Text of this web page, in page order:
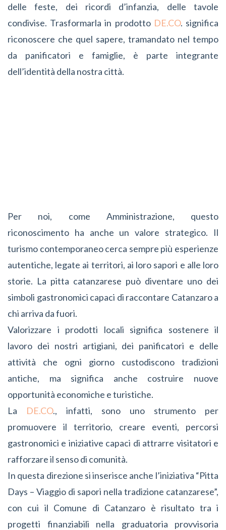
delle feste, dei ricordi d’infanzia, delle tavole
condivise. Trasformarla in prodottoDE.CO. significa
riconoscere che quel sapere, tramandato nel tempo
da panificatori e famiglie, è parte integrante
dell’identità della nostra città.
Per noi, come Amministrazione, questo
riconoscimento ha anche un valore strategico. Il
turismo contemporaneo cerca sempre più esperienze
autentiche, legate ai territori, ai loro sapori e alle loro
storie. La pitta catanzarese può diventare uno dei
simboli gastronomici capaci di raccontare Catanzaro a
chi arriva da fuori.
Valorizzare i prodotti locali significa sostenere il
lavoro dei nostri artigiani, dei panificatori e delle
attività che ogni giorno custodiscono tradizioni
antiche, ma significa anche costruire nuove
opportunità economiche e turistiche.
La DE.CO., infatti, sono uno strumento per
promuovere il territorio, creare eventi, percorsi
gastronomici e iniziative capaci di attrarre visitatori e
rafforzare il senso di comunità.
In questa direzione si inserisce anche l’iniziativa “Pitta
Days – Viaggio di sapori nella tradizione catanzarese”,
con cui il Comune di Catanzaro è risultato tra i
progetti finanziabili nella graduatoria provvisoria